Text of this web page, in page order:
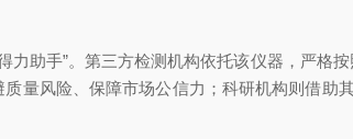
助手”。第三方检测机构依托该仪器，严格
量风险、保障市场公信力；科研机构则借